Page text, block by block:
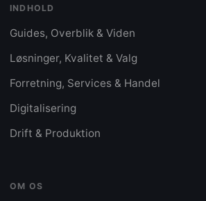
INDHOLD
Guides, Overblik & Viden
Løsninger, Kvalitet & Valg
Forretning, Services & Handel
Digitalisering
Drift & Produktion
OM OS